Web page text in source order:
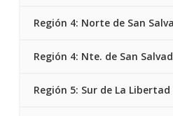
Región 4: Norte de San
Región 4: Nte. de San
Región 5: Sur de La Libertad